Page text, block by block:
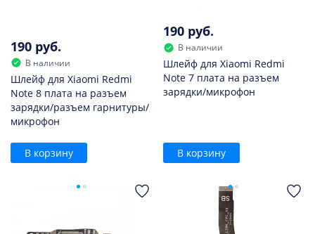
190 руб.
В наличии
Шлейф для Xiaomi Redmi
Note 8 плата на разъем
зарядки/разъем гарнитуры/
микрофон
В корзину
190 руб.
В наличии
Шлейф для Xiaomi Redmi
Note 7 плата на разъем
зарядки/микрофон
В корзину